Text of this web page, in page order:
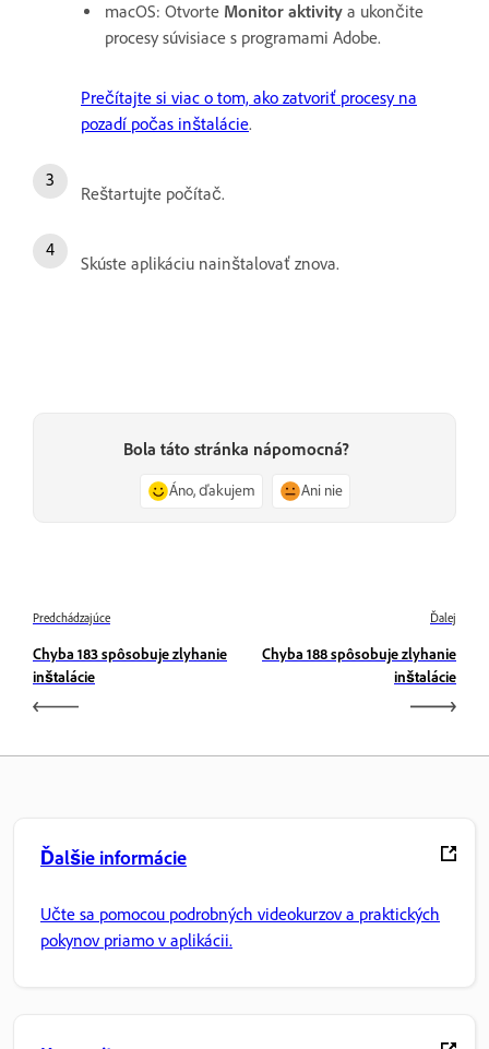
macOS: Otvorte Monitor aktivity a ukončite
procesy súvisiace s programami Adobe.
Prečítajte si viac o tom, ako zatvoriť procesy na
pozadí počas inštalácie.
Reštartujte počítač.
Skúste aplikáciu nainštalovať znova.
Bola táto stránka nápomocná?
Áno, ďakujem Ani nie
Predchádzajúce
Chyba 183 spôsobuje zlyhanie
inštalácie
Ďalej
Chyba 188 spôsobuje zlyhanie
inštalácie
Ďalšie informácie
Učte sa pomocou podrobných videokurzov a praktických
pokynov priamo v aplikácii.